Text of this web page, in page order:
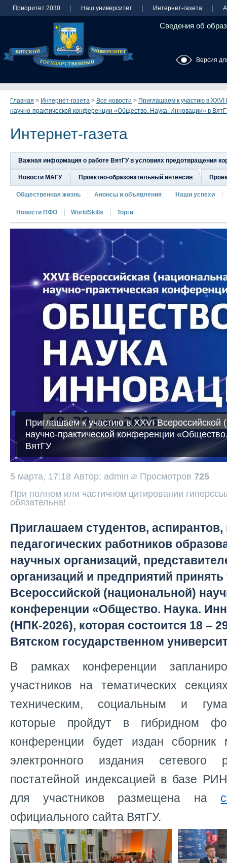
Приоритет 2030 Наш университет Интернет-газета
Сведения об
Версия
Главная > Интернет-газета > Все новости > Приглашаем к участию в
научно-практической конференции «Общество. Наука. Инновации» в
Интернет-газета
Важная информация о работе ВятГУ в условиях предотвращения
Новости МАГУ Проектно-образовательный интенсив
Общественная жизнь Анонсы и объявления Наши успехи
Новости ПФО WorldSkills Торги
Приглашаем к участию в XXVI Всероссийской
научно-практической конференции
ВятГУ
5 марта, 17:18 Автор: admin Просмотров 725
При полном или частичном цитировании
обязательна!
Приглашаем студентов, аспирантов,
педагогических работников
научных организаций,
организаций и предприятий принять
Всероссийской (национальной)
конференции «Общество. Наука.
(НПК-2026), которая состоится 18 –
Вятском государственном
В рамках конференции
участников на тематических
техническим, социальным и
которые пройдут в гибридном
конференции будет издан сборник
электронного издания сетевого
постатейной индексацией в базе
для участников размещена на
официального сайта ВятГУ.